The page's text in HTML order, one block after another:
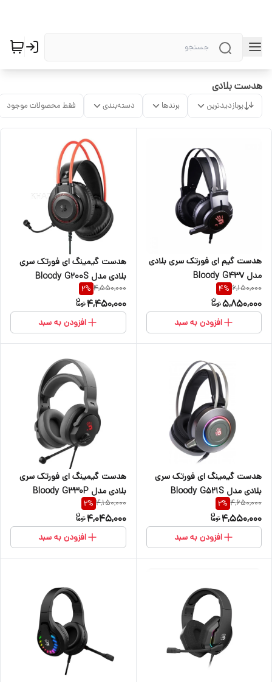
هدست بلادی
پربازدیدترین برندها دسته‌بندی فقط محصولات موجود
هدست گیم ای فورتک سری بلادی
مدل Bloody G437
6,150,000
4%
5,850,000
افزودن به سبد
هدست گیمینگ ای فورتک سری
بلادی مدل Bloody G200S
4,550,000
2%
4,450,000
افزودن به سبد
هدست گیمینگ ای فورتک سری
بلادی مدل Bloody G521S
4,650,000
2%
4,550,000
افزودن به سبد
هدست گیمینگ ای فورتک سری
بلادی مدل Bloody G330P
4,150,000
2%
4,045,000
افزودن به سبد